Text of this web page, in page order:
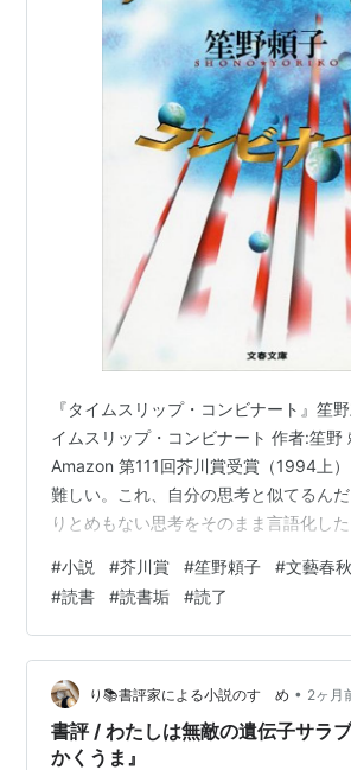
『タイムスリップ・コンビナート』笙
イムスリップ・コンビナート 作者:笙野
Amazon 第111回芥川賞受賞（1994上
難しい。これ、自分の思考と似てるん
りとめもない思考をそのまま言語化し
人間はすべて秩序だった思考なんてして
こっち余計なことを考えたり妄想を一瞬
している。そんなもんだ。 ただ、この
れる所かなとも思う。斬新なスタイル
た世界観を受け止められるかどうか。受
ところも含めての作品かも…
#小説 #芥川賞 #笙野頼子 #文藝春秋
#読書 #読書垢 #読了
り📚書評家による小説のすゝめ • 2ヶ月
書評 / わたしは無敵の遺伝子サラ
かくうま』